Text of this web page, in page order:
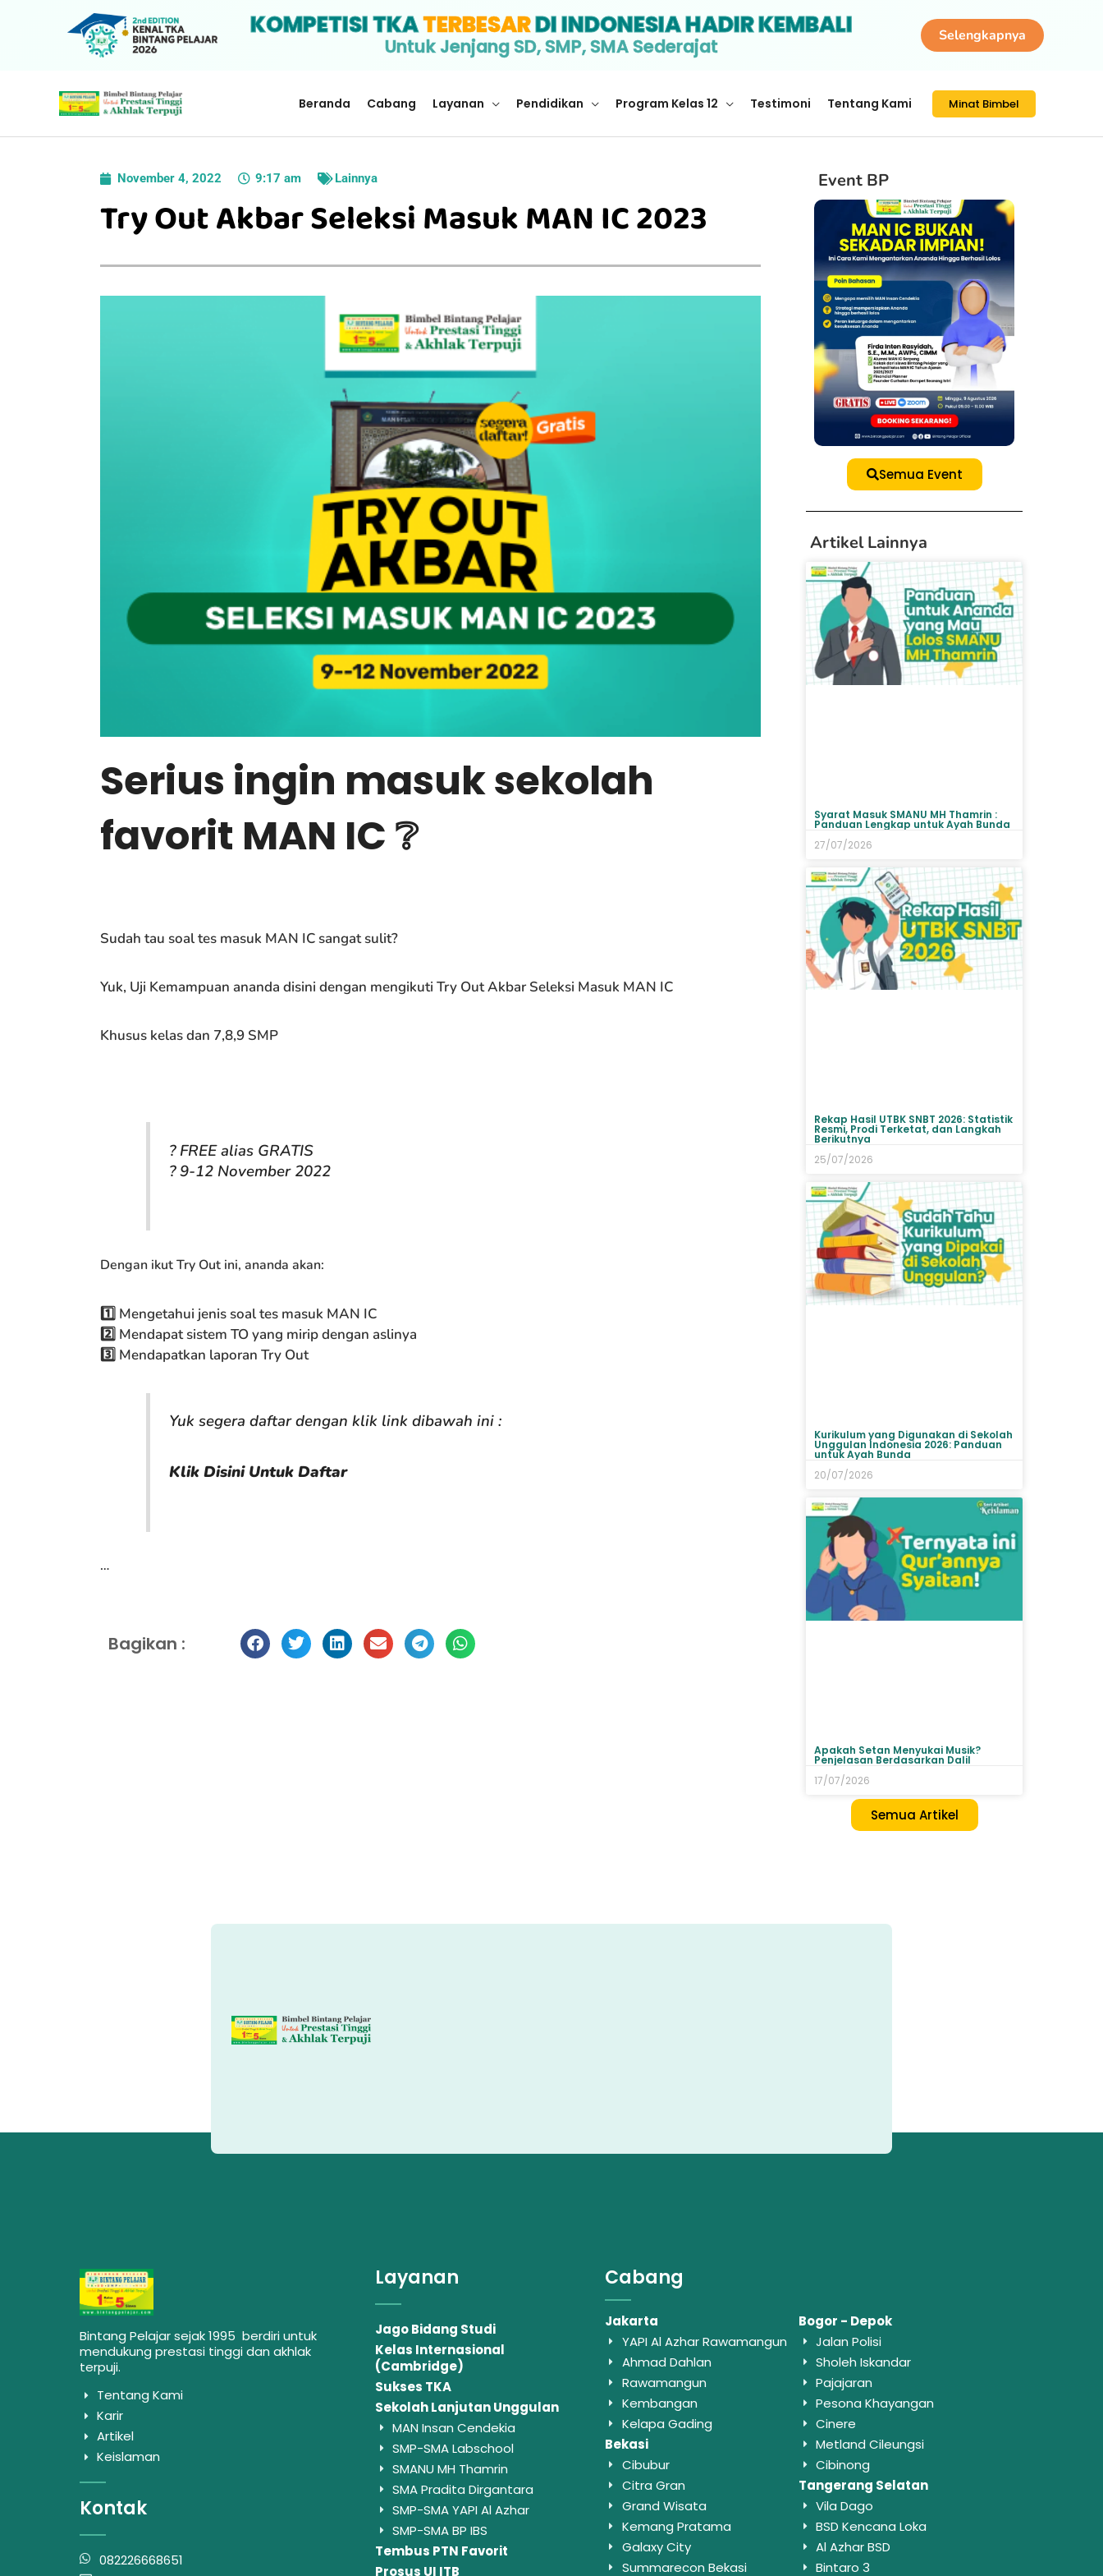
KOMPETISITKATERBESARDI INDONESIA HADIR KEMBALI
Untuk Jenjang SD, SMP, SMA Sederajat Selengkapnya
Beranda Cabang Layanan Pendidikan Program Kelas 12 Testimoni Tentang Kami Minat Bimbel
November 4, 2022 9:17 am Lainnya
Try Out Akbar Seleksi Masuk MAN IC 2023
Serius ingin masuk sekolah
favorit MAN IC ❔
Sudah tau soal tes masuk MAN IC sangat sulit?
Yuk, Uji Kemampuan ananda disini dengan mengikuti Try Out Akbar Seleksi Masuk MAN IC
Khusus kelas dan 7,8,9 SMP
? FREE alias GRATIS
? 9-12 November 2022
Dengan ikut Try Out ini, ananda akan:
1️⃣ Mengetahui jenis soal tes masuk MAN IC
2️⃣ Mendapat sistem TO yang mirip dengan aslinya
3️⃣ Mendapatkan laporan Try Out
Yuk segera daftar dengan klik link dibawah ini :
Klik Disini Untuk Daftar
…
Bagikan :
Event BP
Semua Event
Artikel Lainnya
Syarat Masuk SMANU MH Thamrin :
Panduan Lengkap untuk Ayah Bunda
27/07/2026
Rekap Hasil UTBK SNBT 2026: Statistik
Resmi, Prodi Terketat, dan Langkah
Berikutnya
25/07/2026
Kurikulum yang Digunakan di Sekolah
Unggulan Indonesia 2026: Panduan
untuk Ayah Bunda
20/07/2026
Apakah Setan Menyukai Musik?
Penjelasan Berdasarkan Dalil
17/07/2026
Semua Artikel
Bintang Pelajar sejak 1995 berdiri untuk
mendukung prestasi tinggi dan akhlak
terpuji.
Tentang Kami
Karir
Artikel
Keislaman
Kontak
082226668651
Layanan
Jago Bidang Studi
Kelas Internasional
(Cambridge)
Sukses TKA
Sekolah Lanjutan Unggulan
MAN Insan Cendekia
SMP-SMA Labschool
SMANU MH Thamrin
SMA Pradita Dirgantara
SMP-SMA YAPI Al Azhar
SMP-SMA BP IBS
Tembus PTN Favorit
Prosus UI ITB
Cabang
Jakarta
YAPI Al Azhar Rawamangun
Ahmad Dahlan
Rawamangun
Kembangan
Kelapa Gading
Bekasi
Cibubur
Citra Gran
Grand Wisata
Kemang Pratama
Galaxy City
Summarecon Bekasi
Bogor - Depok
Jalan Polisi
Sholeh Iskandar
Pajajaran
Pesona Khayangan
Cinere
Metland Cileungsi
Cibinong
Tangerang Selatan
Vila Dago
BSD Kencana Loka
Al Azhar BSD
Bintaro 3